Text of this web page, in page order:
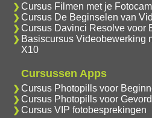
Cursus Filmen met je
Cursus De Beginselen van
Cursus Davinci Resolve voor
Basiscursus Videobewerking
X10
Cursussen Apps
Cursus Photopills voor
Cursus Photopills voor
Cursus VIP fotobesprekingen